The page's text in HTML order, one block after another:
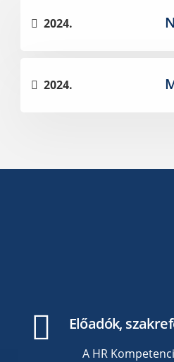
2024.
2024.
Előadók,
A HR